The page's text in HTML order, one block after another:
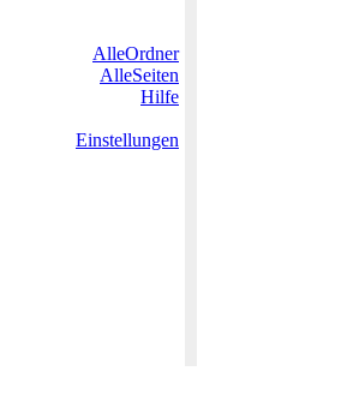
AlleOrdner
AlleSeiten
Hilfe
Einstellungen